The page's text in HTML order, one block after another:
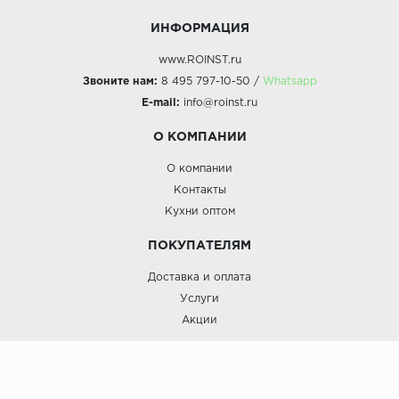
ИНФОРМАЦИЯ
www.ROINST.ru
Звоните нам: 8 495 797-10-50 / Whatsapp
E-mail: info@roinst.ru
О КОМПАНИИ
О компании
Контакты
Кухни оптом
ПОКУПАТЕЛЯМ
Доставка и оплата
Услуги
Акции